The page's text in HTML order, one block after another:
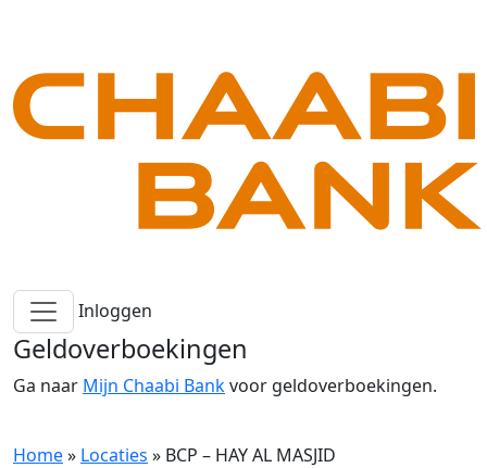
Inloggen
Geldoverboekingen
Ga naar Mijn Chaabi Bankvoor geldoverboekingen.
Home» Locaties » BCP – HAY AL MASJID